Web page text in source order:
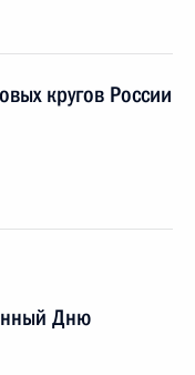
кругов России
Дню